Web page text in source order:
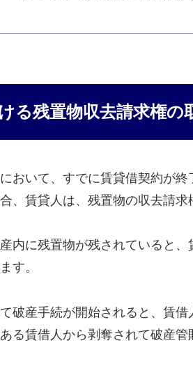
る残置物収去請求権の
おいて、すでに賃貸借契約が
、賃貸人は、残置物の収去請求
内に残置物が残されていると
す。
破産手続が開始されると、賃借
る賃借人から剥奪されて破産管